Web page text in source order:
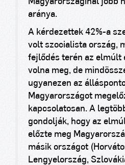
aránya.
A kérdezettek 42%-a
volt szocialista ország,
fejlődés terén az elmúlt
volna meg, de
ugyanezen az
Magyarországot
kapcsolatosan. A
gondolják, hogy az
előzte meg
másik országot
Lengyelország,